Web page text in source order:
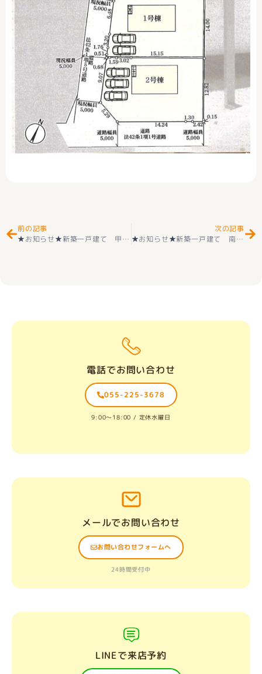
前の記事
★お知らせ★新築一戸建て 甲斐市篠原 第５ 全2棟 2階建 4ＬＤＫ 耐震等級3取得 ＋住宅性能評価付 ＋子育てエコホーム支援事業対象対象物件 好評販売中(^^♪
次の記事
★お知らせ★新築一戸建て 南アルプス市藤田第６ 2階建 4ＬＤＫ 耐震等級3取得 ＋住宅性能評価付 2号2280万円 子育てエコホーム支援事業対象対象物件 好評販売中(^^♪
電話でお問い合わせ
055-225-3678
9:00〜18:00 / 定休水曜日
メールでお問い合わせ
お問い合わせフォームへ
24時間受付中
LINEで来店予約